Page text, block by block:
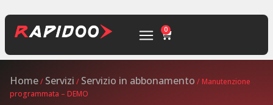
0
Home/ Servizi / Servizio in abbonamento / Manutenzione
programmata – DEMO